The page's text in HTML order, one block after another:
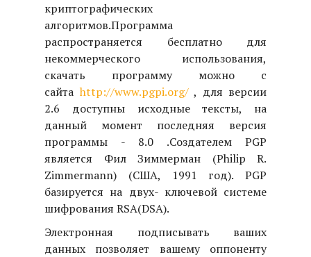
криптографических
алгоритмов.Программа
распространяется бесплатно для
некоммерческого использования,
скачать программу можно с
сайта http://www.pgpi.org/, для версии
2.6 доступны исходные тексты, на
данный момент последняя версия
программы - 8.0 .Создателем PGP
является Фил Зиммерман (Philip R.
Zimmermann) (США, 1991 год). PGP
базируется на двух- ключевой системе
шифрования RSA(DSA).
Электронная подписывать ваших
данных позволяет вашему оппоненту